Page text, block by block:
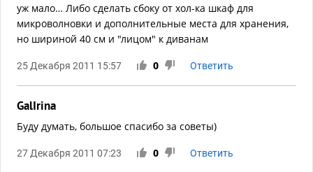
уж мало… Либо сделать сбоку от хол-ка шкаф для
микроволновки и дополнительные места для хранения,
но шириной 40 см и "лицом" к диванам
25 Декабря 2011 15:57 0 Ответить
GalIrina
Буду думать, большое спасибо за советы)
27 Декабря 2011 07:23 0 Ответить